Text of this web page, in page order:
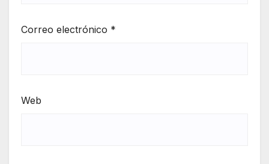
Correo electrónico *
Web